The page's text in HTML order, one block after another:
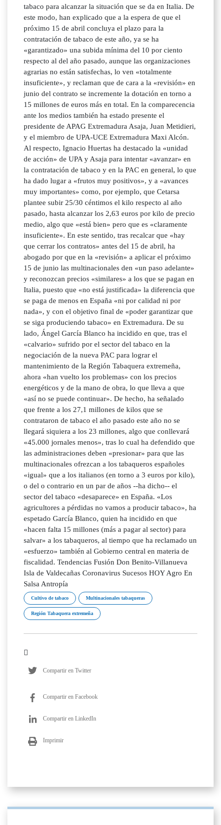
tabaco para alcanzar la situación que se da en Italia. De
este modo, han explicado que a la espera de que el
próximo 15 de abril concluya el plazo para la
contratación de tabaco de este año, ya se ha
«garantizado» una subida mínima del 10 por ciento
respecto al del año pasado, aunque las organizaciones
agrarias no están satisfechas, lo ven «totalmente
insuficiente», y reclaman que de cara a la «revisión» en
junio del contrato se incremente la dotación en torno a
15 millones de euros más en total. En la comparecencia
ante los medios también ha estado presente el
presidente de APAG Extremadura Asaja, Juan Metidieri,
y el miembro de UPA-UCE Extremadura Maxi Alcón.
Al respecto, Ignacio Huertas ha destacado la «unidad
de acción» de UPA y Asaja para intentar «avanzar» en
la contratación de tabaco y en la PAC en general, lo que
ha dado lugar a «frutos muy positivos», y a «avances
muy importantes» como, por ejemplo, que Cetarsa
plantee subir 25/30 céntimos el kilo respecto al año
pasado, hasta alcanzar los 2,63 euros por kilo de precio
medio, algo que «está bien» pero que es «claramente
insuficiente». En este sentido, tras recalcar que «hay
que cerrar los contratos» antes del 15 de abril, ha
abogado por que en la «revisión» a aplicar el próximo
15 de junio las multinacionales den «un paso adelante»
y reconozcan precios «similares» a los que se pagan en
Italia, puesto que «no está justificada» la diferencia que
se paga de menos en España «ni por calidad ni por
nada», y con el objetivo final de «poder garantizar que
se siga produciendo tabaco» en Extremadura. De su
lado, Ángel García Blanco ha incidido en que, tras el
«calvario» sufrido por el sector del tabaco en la
negociación de la nueva PAC para lograr el
mantenimiento de la Región Tabaquera extremeña,
ahora «han vuelto los problemas» con los precios
energéticos y de la mano de obra, lo que lleva a que
«así no se puede continuar». De hecho, ha señalado
que frente a los 27,1 millones de kilos que se
contrataron de tabaco el año pasado este año no se
llegará siquiera a los 23 millones, algo que conllevará
«45.000 jornales menos», tras lo cual ha defendido que
las administraciones deben «presionar» para que las
multinacionales ofrezcan a los tabaqueros españoles
«igual» que a los italianos (en torno a 3 euros por kilo),
o del o contrario en un par de años --ha dicho-- el
sector del tabaco «desaparece» en España. «Los
agricultores a pérdidas no vamos a producir tabaco», ha
espetado García Blanco, quien ha incidido en que
«hacen falta 15 millones (más a pagar al sector) para
salvar» a los tabaqueros, al tiempo que ha reclamado un
«esfuerzo» también al Gobierno central en materia de
fiscalidad. Tendencias Fusión Don Benito-Villanueva
Isla de Valdecañas Coronavirus Sucesos HOY Agro En
Salsa Antropía
Cultivo de tabaco Multinacionales tabaqueras
Región Tabaquera extremeña
Compartir en Twitter
Compartir en Facebook
Compartir en LinkedIn
Imprimir